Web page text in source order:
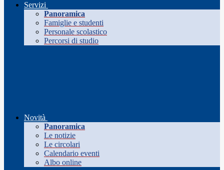
Servizi
Panoramica
Famiglie e studenti
Personale scolastico
Percorsi di studio
Novità
Panoramica
Le notizie
Le circolari
Calendario eventi
Albo online